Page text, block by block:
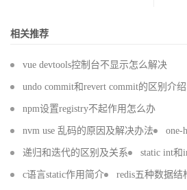
相关推荐
vue devtools控制台不显示怎么解决
undo commit和revert commit的区别介绍
npm设置registry不起作用怎么办
nvm use 乱码的原因及解决办法 one-
递归和迭代的区别及关系 static int和
c语言static作用简介 redis五种数据结